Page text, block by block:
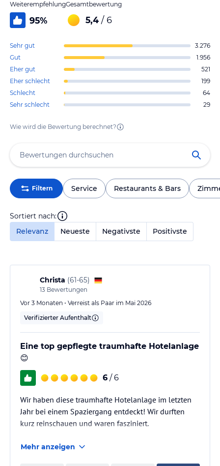
Weiterempfehlung
95%
Gesamtbewertung
5,4 / 6
Sehr gut
3.276
Gut
1.956
Eher gut
521
Eher schlecht
199
Schlecht
64
Sehr schlecht
29
Wie wird die Bewertung berechnet?
Filtern Service Restaurants & Bars
Sortiert nach:
Relevanz
Neueste Negativste Positivste
Christa (61-65)
13 Bewertungen
Vor 3 Monaten • Verreist als Paar im Mai 2026
Verifizierter Aufenthalt
Eine top gepflegte traumhafte Hotelanlage
😊
6 / 6
Wir haben diese traumhafte Hotelanlage im letzten
Jahr bei einem Spaziergang entdeckt! Wir durften
kurz reinschauen und waren fasziniert.
Mehr anzeigen